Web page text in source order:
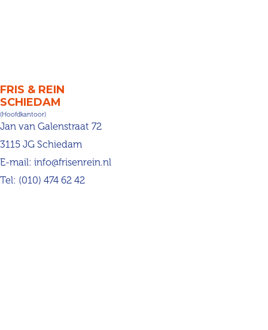
FRIS & REIN
SCHIEDAM
(Hoofdkantoor)
Jan van Galenstraat 72
3115 JG Schiedam
E-mail: info@frisenrein.nl
Tel: (010) 474 62 42